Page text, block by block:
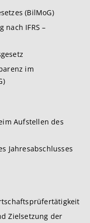
(BilMoG)
nach IFRS –
im
Aufstellen des
Jahresabschlusses
Zielsetzung der